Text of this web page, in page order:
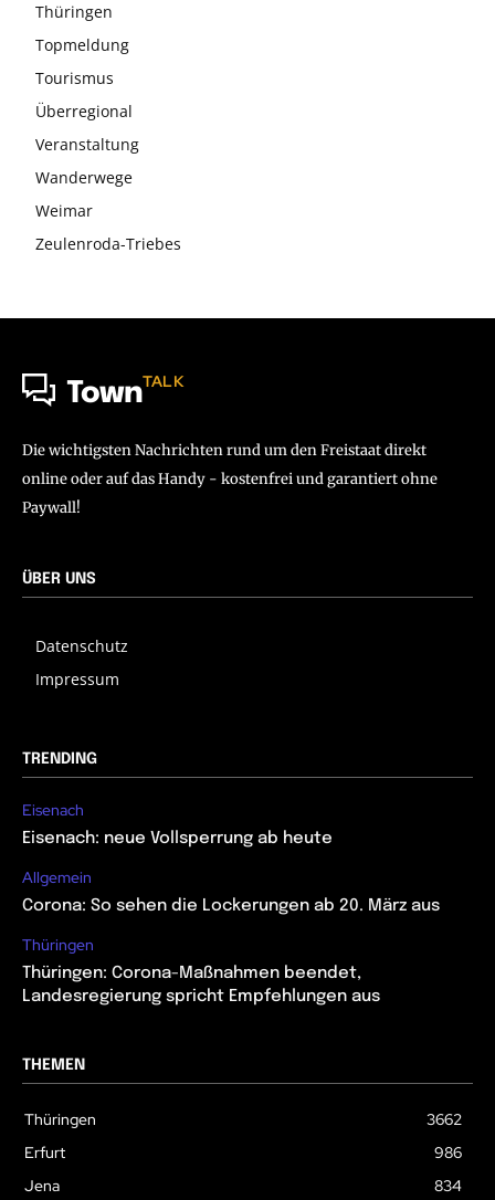
Thüringen
Topmeldung
Tourismus
Überregional
Veranstaltung
Wanderwege
Weimar
Zeulenroda-Triebes
TownTALK
Die wichtigsten Nachrichten rund um den Freistaat direkt
online oder auf das Handy - kostenfrei und garantiert ohne
Paywall!
ÜBER UNS
Datenschutz
Impressum
TRENDING
Eisenach
Eisenach: neue Vollsperrung ab heute
Allgemein
Corona: So sehen die Lockerungen ab 20. März aus
Thüringen
Thüringen: Corona-Maßnahmen beendet,
Landesregierung spricht Empfehlungen aus
THEMEN
Thüringen
3662
Erfurt
986
Jena
834